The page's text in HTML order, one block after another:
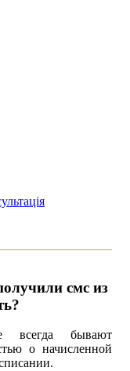
смс из
всегда бывают
о начисленной